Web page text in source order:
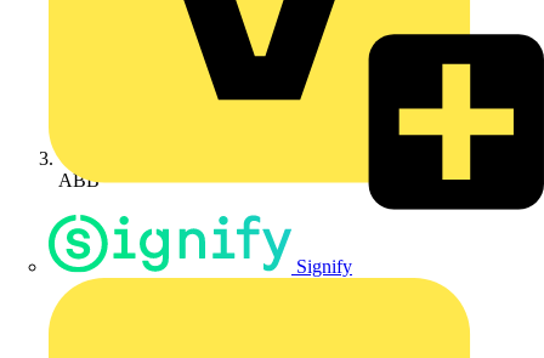
Signify
ABB